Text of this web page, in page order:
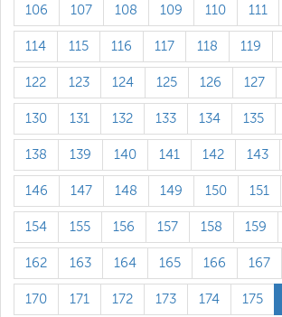
106 107 108 109 110 111
114 115 116 117 118 119
122 123 124 125 126 127
130 131 132 133 134 135
138 139 140 141 142 143
146 147 148 149 150 151
154 155 156 157 158 159
162 163 164 165 166 167
170 171 172 173 174 175